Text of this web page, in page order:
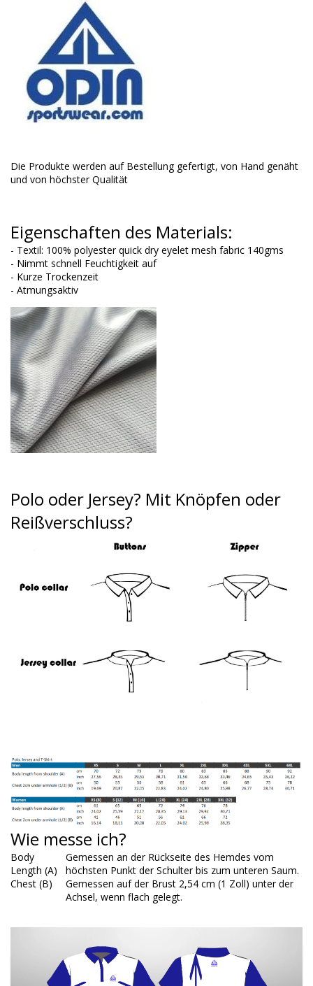
Die Produkte werden auf Bestellung gefertigt, von Hand genäht
und von höchster Qualität
Eigenschaften des Materials:
- Textil: 100% polyester quick dry eyelet mesh fabric 140gms
- Nimmt schnell Feuchtigkeit auf
- Kurze Trockenzeit
- Atmungsaktiv
Polo oder Jersey? Mit Knöpfen oder
Reißverschluss?
Wie messe ich?
Body
Length (A)
Gemessen an der Rückseite des Hemdes vom
höchsten Punkt der Schulter bis zum unteren Saum.
Chest (B)
Gemessen auf der Brust 2,54 cm (1 Zoll) unter der
Achsel, wenn flach gelegt.